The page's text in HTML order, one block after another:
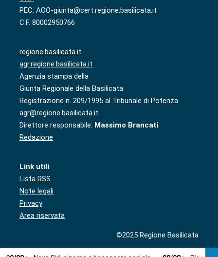
PEC: AOO-giunta@cert.regione.basilicata.it
C.F. 80002950766
regione.basilicata.it
agr.regione.basilicata.it
Agenzia stampa della
Giunta Regionale della Basilicata
Registrazione n. 209/1995 al Tribunale di Potenza
agr@regione.basilicata.it
Direttore responsabile: Massimo Brancati
Redazione
Link utili
Lista RSS
Note legali
Privacy
Area riservata
©2025 Regione Basilicata